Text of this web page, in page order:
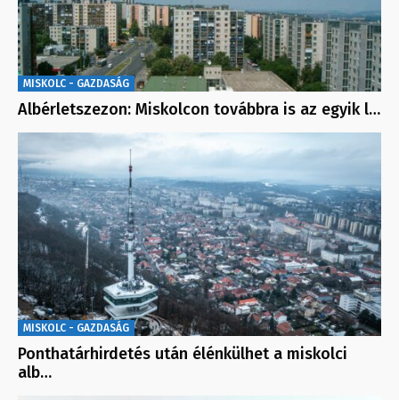
MISKOLC - GAZDASÁG
Albérletszezon: Miskolcon továbbra is az egyik l…
MISKOLC - GAZDASÁG
Ponthatárhirdetés után élénkülhet a miskolci
alb…